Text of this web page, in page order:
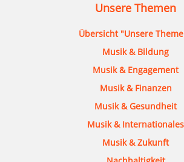
Unsere Themen
Übersicht "Unsere
Musik & Bildung
Musik & Engagement
Musik & Finanzen
Musik & Gesundheit
Musik & Internationales
Musik & Zukunft